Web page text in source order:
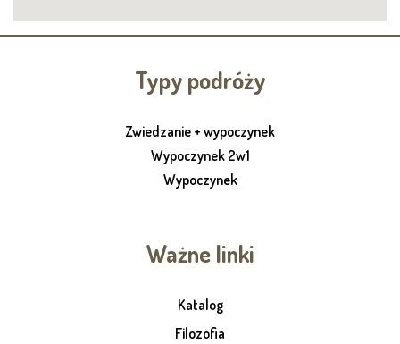
Typy podróży
Zwiedzanie + wypoczynek
Wypoczynek 2w1
Wypoczynek
Ważne linki
Katalog
Filozofia